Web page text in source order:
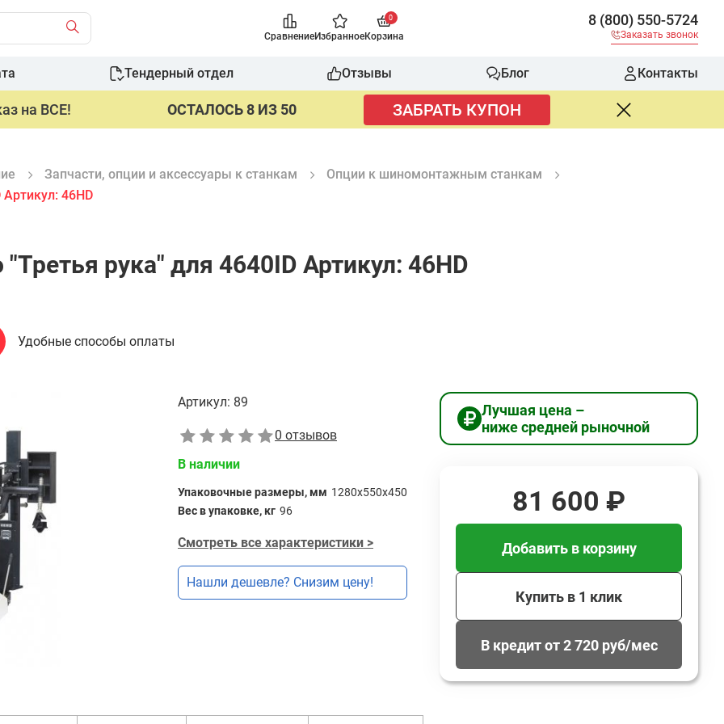
СравнениеИзбранное
0
Корзина
8 (800) 550-5724
Заказать звонок
Тендерный отдел Отзывы Блог Контакты
на ВСЕ! ОСТАЛОСЬ 8 ИЗ 50 ЗАБРАТЬ КУПОН
Запчасти, опции и аксeссуары к станкам
Опции к шиномонтажным станкам
46HD
рука" для 4640ID Артикул: 46HD
Удобные способы оплаты
Артикул: 89
0 отзывов
В наличии
Упаковочные размеры, мм 1280х550х450
Вес в упаковке, кг 96
Смотреть все характеристики >
Нашли дешевле? Снизим цену!
Лучшая цена –
ниже средней рыночной
81 600 ₽
Добавить в корзину
Купить в 1 клик
В кредит от 2 720 руб/мес